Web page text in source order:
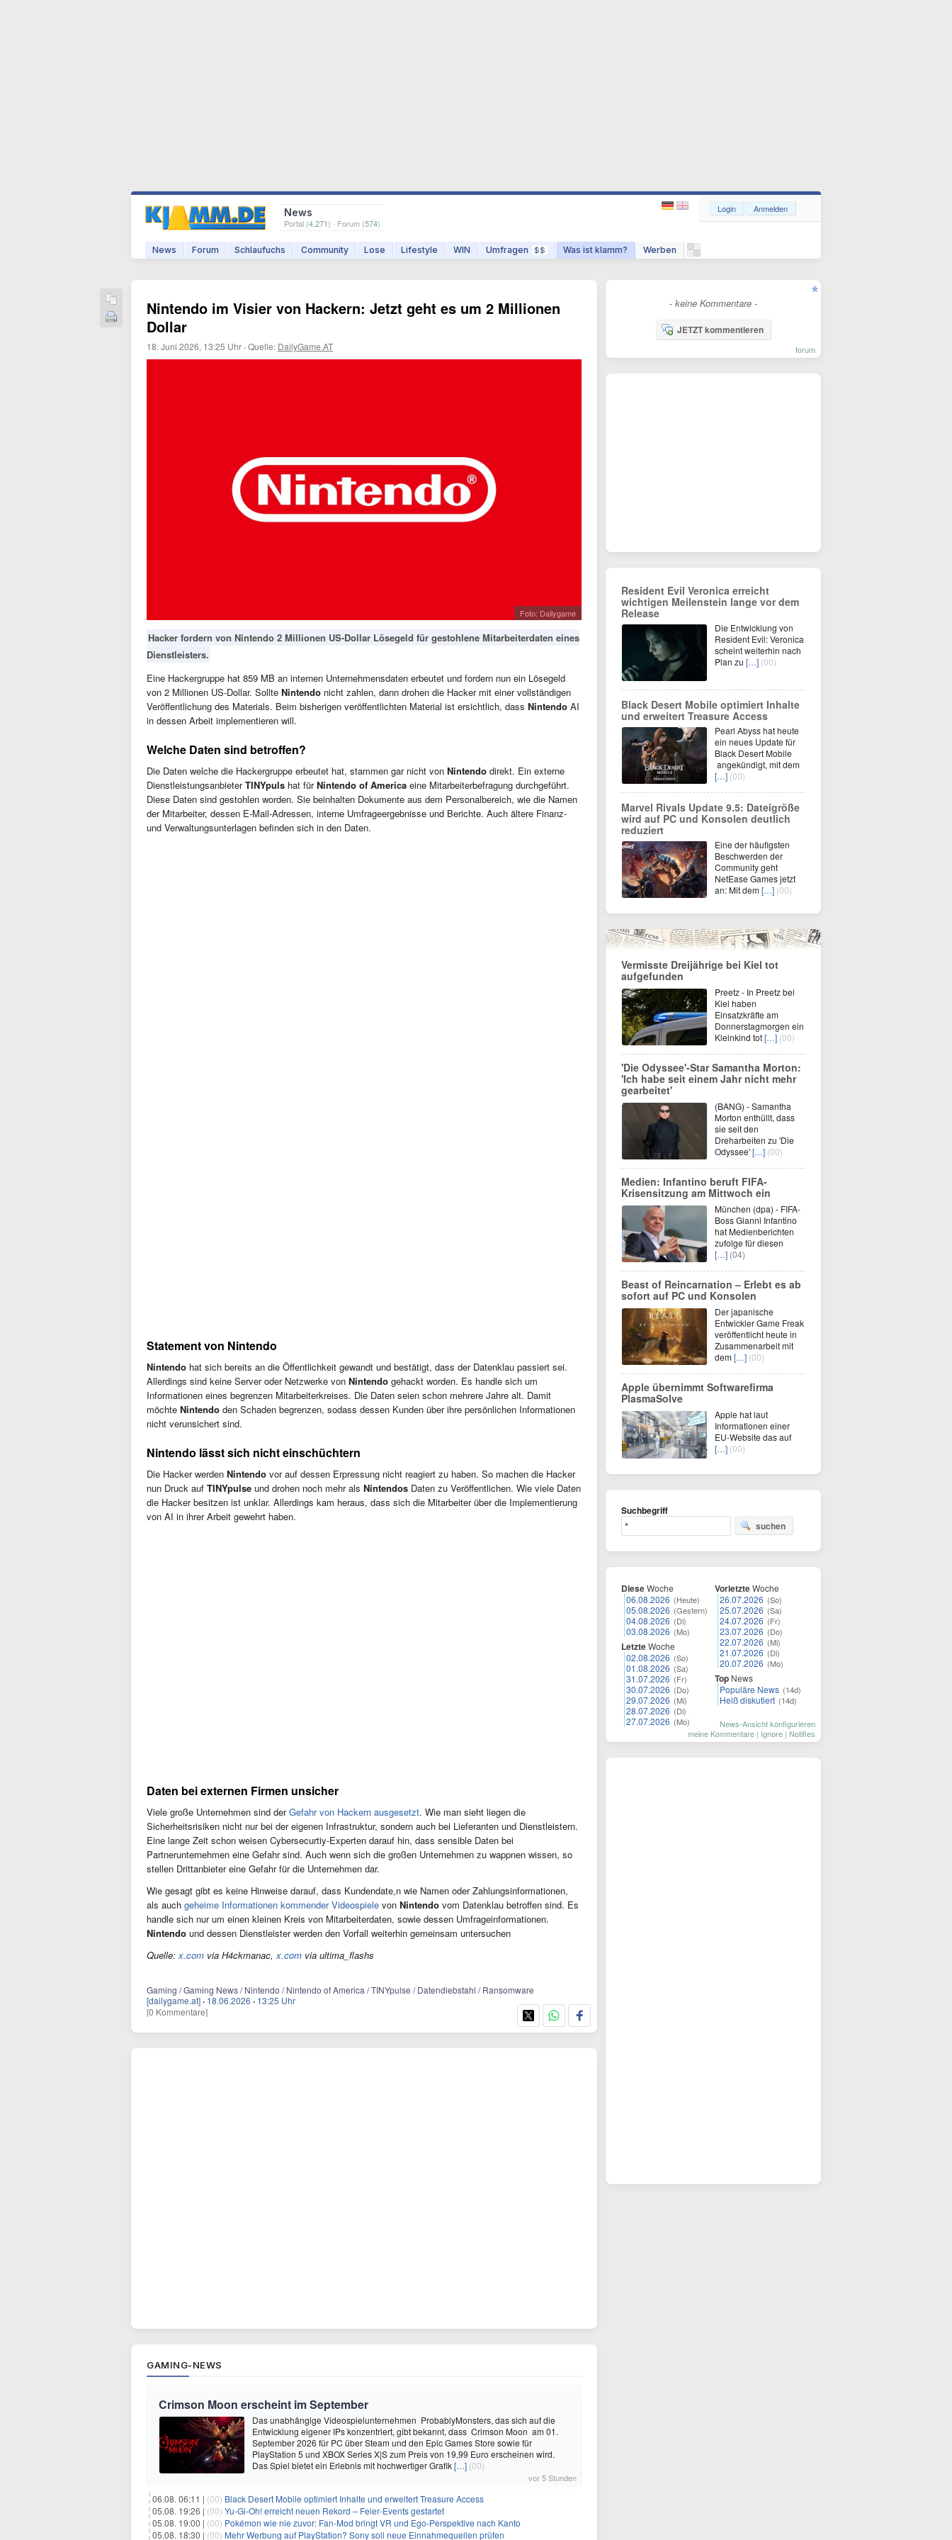
News
Portal (4.271) · Forum (574)
News Forum Schlaufuchs Community Lose Lifestyle WIN Umfragen $$ Was ist klamm? Werben
Login Anmelden
Nintendo im Visier von Hackern: Jetzt geht es um 2 Millionen
Dollar
18. Juni 2026, 13:25 Uhr ·Quelle: DailyGame.AT
Foto: Dailygame
Hacker fordern von Nintendo 2 Millionen US-Dollar Lösegeld für gestohlene Mitarbeiterdaten eines
Dienstleisters.
Eine Hackergruppe hat 859 MB an internen Unternehmensdaten erbeutet und fordern nun ein Lösegeld
von 2 Millionen US-Dollar. Sollte Nintendo nicht zahlen, dann drohen die Hacker mit einer vollständigen
Veröffentlichung des Materials. Beim bisherigen veröffentlichten Material ist ersichtlich, dass Nintendo AI
in dessen Arbeit implementieren will.
Welche Daten sind betroffen?
Die Daten welche die Hackergruppe erbeutet hat, stammen gar nicht von Nintendo direkt. Ein externe
DienstleistungsanbieterTINYpuls hat fürNintendo of America eine Mitarbeiterbefragung durchgeführt.
Diese Daten sind gestohlen worden. Sie beinhalten Dokumente aus dem Personalbereich, wie die Namen
der Mitarbeiter, dessen E-Mail-Adressen, interne Umfrageergebnisse und Berichte. Auch ältere Finanz-
und Verwaltungsunterlagen befinden sich in den Daten.
Statement von Nintendo
Nintendo hat sich bereits an die Öffentlichkeit gewandt und bestätigt, dass der Datenklau passiert sei.
Allerdings sind keine Server oder Netzwerke von Nintendo gehackt worden. Es handle sich um
Informationen eines begrenzen Mitarbeiterkreises. Die Daten seien schon mehrere Jahre alt. Damit
möchte Nintendo den Schaden begrenzen, sodass dessen Kunden über ihre persönlichen Informationen
nicht verunsichert sind.
Nintendo lässt sich nicht einschüchtern
Die Hacker werden Nintendo vor auf dessen Erpressung nicht reagiert zu haben. So machen die Hacker
nun Druck auf TINYpulse und drohen noch mehr als Nintendos Daten zu Veröffentlichen. Wie viele Daten
die Hacker besitzen ist unklar. Allerdings kam heraus, dass sich die Mitarbeiter über die Implementierung
von AI in ihrer Arbeit gewehrt haben.
Daten bei externen Firmen unsicher
Viele große Unternehmen sind derGefahr von Hackern ausgesetzt. Wie man sieht liegen die
Sicherheitsrisiken nicht nur bei der eigenen Infrastruktur, sondern auch bei Lieferanten und Dienstleistern.
Eine lange Zeit schon weisen Cybersecurtiy-Experten darauf hin, dass sensible Daten bei
Partnerunternehmen eine Gefahr sind. Auch wenn sich die großen Unternehmen zu wappnen wissen, so
stellen Drittanbieter eine Gefahr für die Unternehmen dar.
Wie gesagt gibt es keine Hinweise darauf, dass Kundendate,n wie Namen oder Zahlungsinformationen,
als auch geheime Informationen kommender Videospiele von Nintendo vom Datenklau betroffen sind. Es
handle sich nur um einen kleinen Kreis von Mitarbeiterdaten, sowie dessen Umfrageinformationen.
Nintendo und dessen Dienstleister werden den Vorfall weiterhin gemeinsam untersuchen
Quelle: x.com via H4ckmanac, x.com via ultima_flashs
Gaming / Gaming News / Nintendo / Nintendo of America / TINYpulse / Datendiebstahl / Ransomware
[dailygame.at] · 18.06.2026 · 13:25 Uhr
[0 Kommentare]
GAMING-NEWS
Crimson Moon erscheint im September
Das unabhängige Videospielunternehmen ProbablyMonsters, das sich auf die
Entwicklung eigener IPs konzentriert, gibt bekannt, dass Crimson Moon am 01.
September 2026 für PC über Steam und den Epic Games Store sowie für
PlayStation 5 und XBOX Series X|S zum Preis von 19,99 Euro erscheinen wird.
Das Spiel bietet ein Erlebnis mit hochwertiger Grafik[…] (00)
vor 5 Stunden
06.08. 06:11 | (00) Black Desert Mobile optimiert Inhalte und erweitert Treasure Access
05.08. 19:26 | (00) Yu‑Gi‑Oh! erreicht neuen Rekord – Feier‑Events gestartet
05.08. 19:00 | (00) Pokémon wie nie zuvor: Fan-Mod bringt VR und Ego-Perspektive nach Kanto
05.08. 18:30 | (00) Mehr Werbung auf PlayStation? Sony soll neue Einnahmequellen prüfen
- keine Kommentare -
JETZT kommentieren
forum
Resident Evil Veronica erreicht
wichtigen Meilenstein lange vor dem
Release
Die Entwicklung von
Resident Evil: Veronica
scheint weiterhin nach
Plan zu […] (00)
Black Desert Mobile optimiert Inhalte
und erweitert Treasure Access
Pearl Abyss hat heute
ein neues Update für
Black Desert Mobile
angekündigt, mit dem
[…] (00)
Marvel Rivals Update 9.5: Dateigröße
wird auf PC und Konsolen deutlich
reduziert
Eine der häufigsten
Beschwerden der
Community geht
NetEase Games jetzt
an: Mit dem[…] (00)
Vermisste Dreijährige bei Kiel tot
aufgefunden
Preetz - In Preetz bei
Kiel haben
Einsatzkräfte am
Donnerstagmorgen ein
Kleinkind tot[…] (00)
'Die Odyssee'-Star Samantha Morton:
'Ich habe seit einem Jahr nicht mehr
gearbeitet'
(BANG) - Samantha
Morton enthüllt, dass
sie seit den
Dreharbeiten zu 'Die
Odyssee'[…] (00)
Medien: Infantino beruft FIFA-
Krisensitzung am Mittwoch ein
München (dpa) - FIFA-
Boss Gianni Infantino
hat Medienberichten
zufolge für diesen
[…] (04)
Beast of Reincarnation – Erlebt es ab
sofort auf PC und Konsolen
Der japanische
Entwickler Game Freak
veröffentlicht heute in
Zusammenarbeit mit
dem[…] (00)
Apple übernimmt Softwarefirma
PlasmaSolve
Apple hat laut
Informationen einer
EU-Website das auf
[…] (00)
Suchbegriff
suchen
DieseWoche
06.08.2026 (Heute)
05.08.2026 (Gestern)
04.08.2026 (Di)
03.08.2026 (Mo)
LetzteWoche
02.08.2026 (So)
01.08.2026 (Sa)
31.07.2026 (Fr)
30.07.2026 (Do)
29.07.2026 (Mi)
28.07.2026 (Di)
27.07.2026 (Mo)
VorletzteWoche
26.07.2026 (So)
25.07.2026 (Sa)
24.07.2026 (Fr)
23.07.2026 (Do)
22.07.2026 (Mi)
21.07.2026 (Di)
20.07.2026 (Mo)
Top News
Populäre News (14d)
Heiß diskutiert (14d)
News-Ansicht konfigurieren
meine Kommentare | Ignore | Notifies